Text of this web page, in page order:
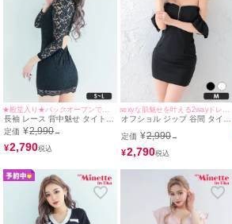
長袖 レース 背中魅せ タイト
ミニドレス (せいせい着用/S~M
サイズ対応) | myMinette/マイ
ミネット
定価 ¥2,990→
¥2,790
オフショル ジップ 谷間 タイト
イズ対応) | myMinette/マイミ
定価 ¥2,990→
¥2,790